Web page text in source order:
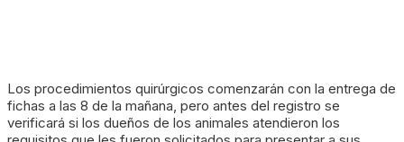
Los procedimientos quirúrgicos comenzarán con la entrega de
fichas a las 8 de la mañana, pero antes del registro se
verificará si los dueños de los animales atendieron los